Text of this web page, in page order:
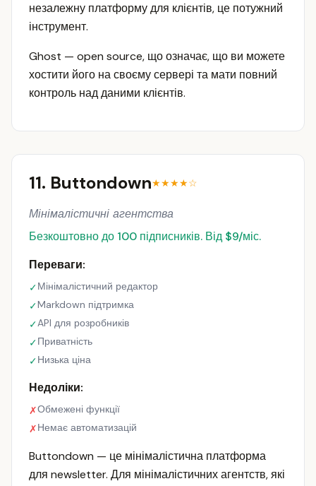
незалежну платформу для клієнтів, це потужний
інструмент.
Ghost — open source, що означає, що ви можете
хостити його на своєму сервері та мати повний
контроль над даними клієнтів.
11. Buttondown★★★★☆
Мінімалістичні агентства
Безкоштовно до 100 підписників. Від $9/міс.
Переваги:
✓Мінімалістичний редактор
✓Markdown підтримка
✓API для розробників
✓Приватність
✓Низька ціна
Недоліки:
✗Обмежені функції
✗Немає автоматизацій
Buttondown — це мінімалістична платформа
для newsletter. Для мінімалістичних агентств, які